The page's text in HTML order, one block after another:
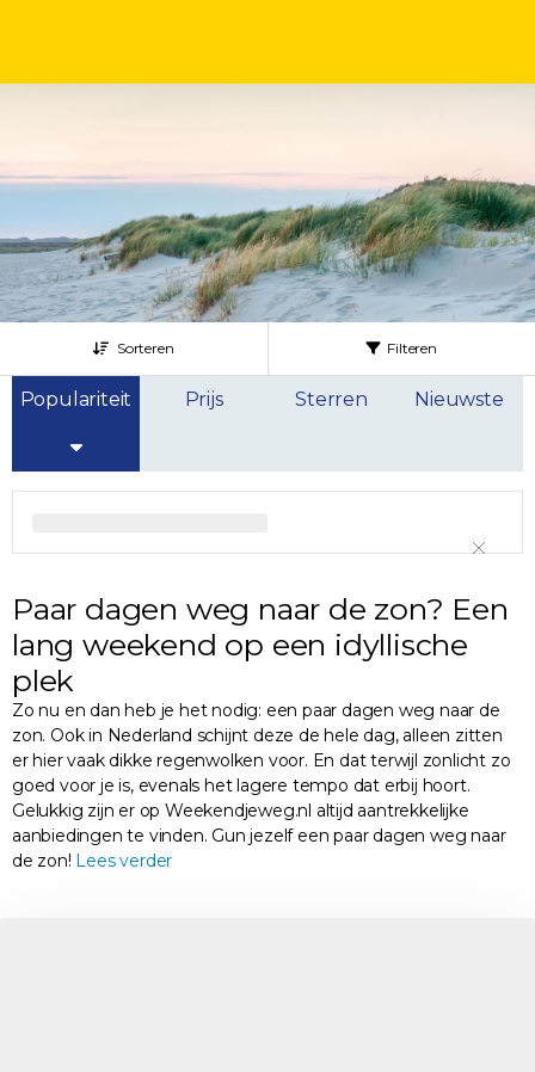
Sorteren Filteren
Populariteit Prijs Sterren Nieuwste
Paar dagen weg naar de zon? Een
lang weekend op een idyllische
plek
Zo nu en dan heb je het nodig: een paar dagen weg naar de
zon. Ook in Nederland schijnt deze de hele dag, alleen zitten
er hier vaak dikke regenwolken voor. En dat terwijl zonlicht zo
goed voor je is, evenals het lagere tempo dat erbij hoort.
Gelukkig zijn er op Weekendjeweg.nl altijd aantrekkelijke
aanbiedingen te vinden. Gun jezelf een paar dagen weg naar
de zon! Lees verder